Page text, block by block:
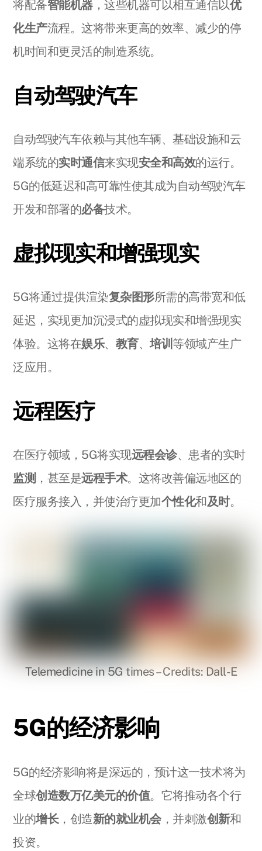
将配备智能机器，这些机器可以相互通信以优
化生产流程。这将带来更高的效率、减少的停
机时间和更灵活的制造系统。
自动驾驶汽车
自动驾驶汽车依赖与其他车辆、基础设施和云
端系统的实时通信来实现安全和高效的运行。
5G的低延迟和高可靠性使其成为自动驾驶汽车
开发和部署的必备技术。
虚拟现实和增强现实
5G将通过提供渲染复杂图形所需的高带宽和低
延迟，实现更加沉浸式的虚拟现实和增强现实
体验。这将在娱乐、 教育、培训 等领域产生广
泛应用。
远程医疗
在医疗领域，5G将实现远程会诊、患者的实时
监测 ，甚至是远程手术。这将改善偏远地区的
医疗服务接入，并使治疗更加个性化和及时。
Telemedicine in 5G times – Credits: Dall-E
5G的经济影响
5G的经济影响将是深远的，预计这一技术将为
全球创造数万亿美元的价值。它将推动各个行
业的增长，创造新的就业机会，并刺激创新和
投资。